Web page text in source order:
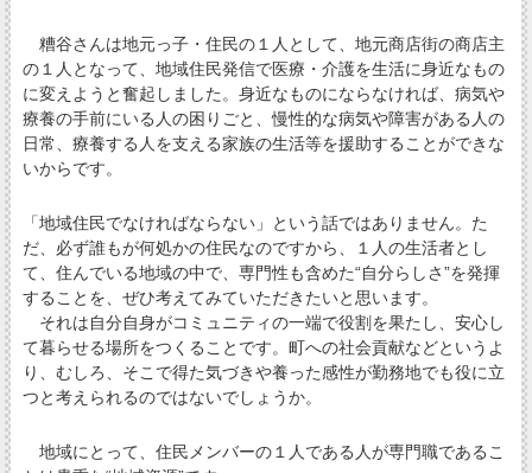
糟谷さんは地元っ子・住民の１人として、地元商店街の商店主
の１人となって、地域住民発信で医療・介護を生活に身近なもの
に変えようと奮起しました。身近なものにならなければ、病気や
療養の手前にいる人の困りごと、慢性的な病気や障害がある人の
日常、療養する人を支える家族の生活等を援助することができな
いからです。
「地域住民でなければならない」という話ではありません。た
だ、必ず誰もが何処かの住民なのですから、１人の生活者とし
て、住んでいる地域の中で、専門性も含めた“自分らしさ”を発揮
することを、ぜひ考えてみていただきたいと思います。
それは自分自身がコミュニティの一端で役割を果たし、安心し
て暮らせる場所をつくることです。町への社会貢献などというよ
り、むしろ、そこで得た気づきや養った感性が勤務地でも役に立
つと考えられるのではないでしょうか。
地域にとって、住民メンバーの１人である人が専門職であるこ